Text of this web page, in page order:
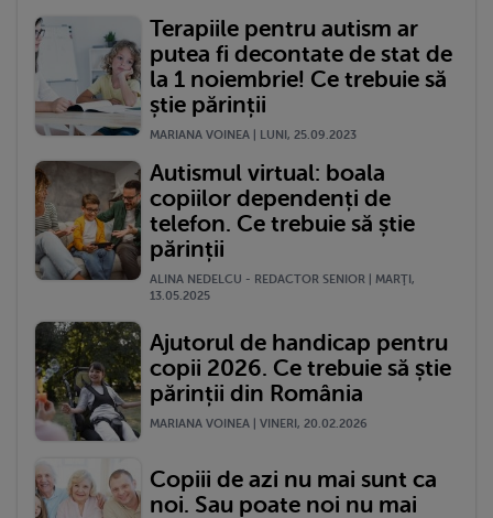
Terapiile pentru autism ar
putea fi decontate de stat de
la 1 noiembrie! Ce trebuie să
știe părinții
MARIANA VOINEA | LUNI, 25.09.2023
Autismul virtual: boala
copiilor dependenți de
telefon. Ce trebuie să știe
părinții
ALINA NEDELCU - REDACTOR SENIOR | MARŢI,
13.05.2025
Ajutorul de handicap pentru
copii 2026. Ce trebuie să știe
părinții din România
MARIANA VOINEA | VINERI, 20.02.2026
Copiii de azi nu mai sunt ca
noi. Sau poate noi nu mai